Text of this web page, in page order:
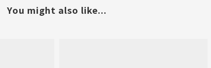
You might also like...